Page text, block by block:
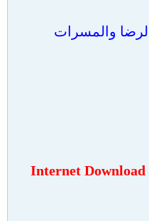
والمسرات
Internet Download